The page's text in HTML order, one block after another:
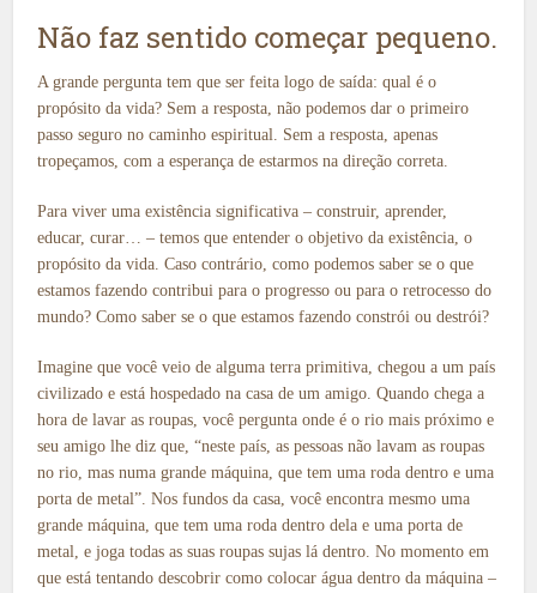
Não faz sentido começar pequeno.
A grande pergunta tem que ser feita logo de saída: qual é o
propósito da vida? Sem a resposta, não podemos dar o primeiro
passo seguro no caminho espiritual. Sem a resposta, apenas
tropeçamos, com a esperança de estarmos na direção correta.
Para viver uma existência significativa – construir, aprender,
educar, curar… – temos que entender o objetivo da existência, o
propósito da vida. Caso contrário, como podemos saber se o que
estamos fazendo contribui para o progresso ou para o retrocesso do
mundo? Como saber se o que estamos fazendo constrói ou destrói?
Imagine que você veio de alguma terra primitiva, chegou a um país
civilizado e está hospedado na casa de um amigo. Quando chega a
hora de lavar as roupas, você pergunta onde é o rio mais próximo e
seu amigo lhe diz que, “neste país, as pessoas não lavam as roupas
no rio, mas numa grande máquina, que tem uma roda dentro e uma
porta de metal”. Nos fundos da casa, você encontra mesmo uma
grande máquina, que tem uma roda dentro dela e uma porta de
metal, e joga todas as suas roupas sujas lá dentro. No momento em
que está tentando descobrir como colocar água dentro da máquina –